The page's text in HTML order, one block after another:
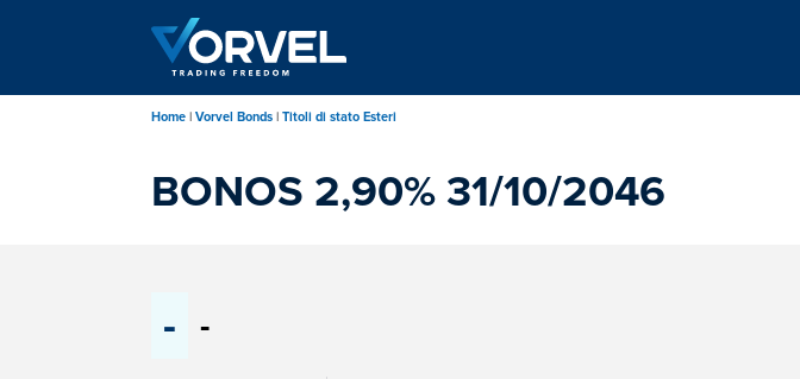
principale
Home Vorvel Bonds Titoli di stato Esteri
BONOS 2,90% 31/10/2046
- -